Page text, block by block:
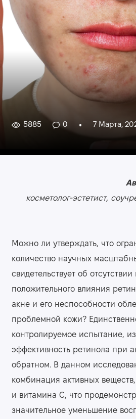
5885 0 7 Марта,
косметолог-эстетист,
Можно ли утверждать, что
количество научных
свидетельствует об
положительного влияния
акне и его неспособности
проблемной кожи?
контролируемое испытание,
эффективность ретинола при
обратном. В данном
комбинация активных
и витамина С, что
значительное уменьшение